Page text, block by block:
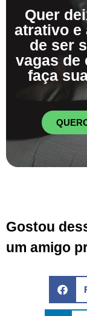
Quer
atrativo e
de ser
vagas de
faça
Gostou
um amigo